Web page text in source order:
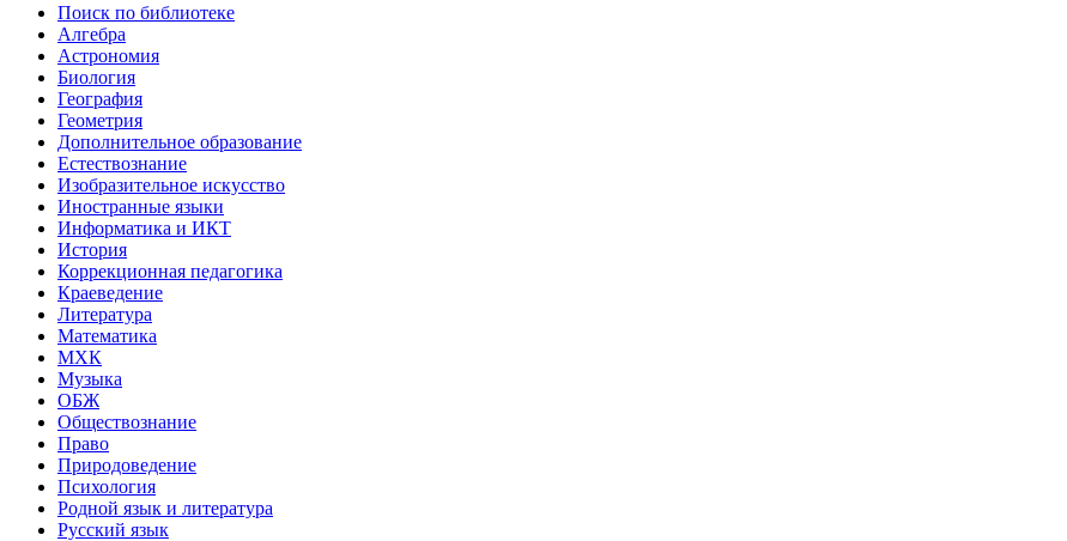
Поиск по библиотеке
Алгебра
Астрономия
Биология
География
Геометрия
Дополнительное образование
Естествознание
Изобразительное искусство
Иностранные языки
Информатика и ИКТ
История
Коррекционная педагогика
Краеведение
Литература
Математика
МХК
Музыка
ОБЖ
Обществознание
Право
Природоведение
Психология
Родной язык и литература
Русский язык